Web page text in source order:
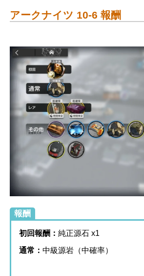
アークナイツ 10-6 報酬
報酬
初回報酬： 純正源石 x1
通常： 中級源岩（中確率）